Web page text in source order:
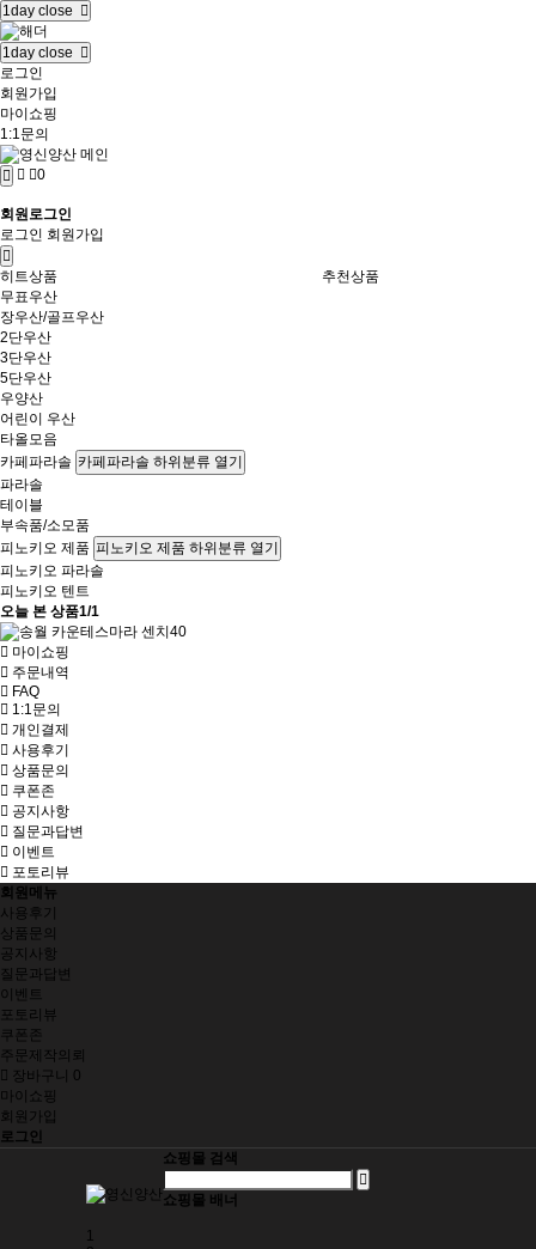
1day close
1day close
로그인
회원가입
마이쇼핑
1:1문의
0
회원로그인
로그인 회원가입
히트상품
추천상품
무표우산
장우산/골프우산
2단우산
3단우산
5단우산
우양산
어린이 우산
타올모음
카페파라솔 카페파라솔 하위분류 열기
파라솔
테이블
부속품/소모품
피노키오 제품 피노키오 제품 하위분류 열기
피노키오 파라솔
피노키오 텐트
오늘 본 상품1/1
마이쇼핑
주문내역
FAQ
1:1문의
개인결제
사용후기
상품문의
쿠폰존
공지사항
질문과답변
이벤트
포토리뷰
회원메뉴
사용후기
상품문의
공지사항
질문과답변
이벤트
포토리뷰
쿠폰존
주문제작의뢰
장바구니
0
마이쇼핑
회원가입
로그인
쇼핑몰 검색
쇼핑몰 배너
1